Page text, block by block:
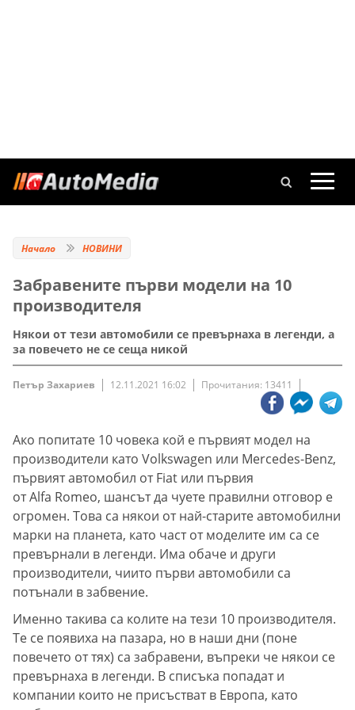
Начало НОВИНИ
Забравените първи модели на 10
производителя
Някои от тези автомобили се превърнаха в легенди, а
за повечето не се сеща никой
Петър Захариев 12.11.2021 16:02 Прочитания: 13411
Ако попитате 10 човека кой е първият модел на
производители като Volkswagen или Mercedes-Benz,
първият автомобил от Fiat или първия
от Alfa Romeo, шансът да чуете правилни отговор е
огромен. Това са някои от най-старите автомобилни
марки на планета, като част от моделите им са се
превърнали в легенди. Има обаче и други
производители, чиито първи автомобили са
потънали в забвение.
Именно такива са колите на тези 10 производителя.
Те се появиха на пазара, но в наши дни (поне
повечето от тях) са забравени, въпреки че някои се
превърнаха в легенди. В списъка попадат и
компании които не присъстват в Европа, като